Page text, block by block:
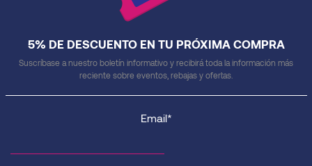
5% DE DESCUENTO EN TU PRÓXIMA COMPRA
Suscríbase a nuestro boletín informativo y recibirá toda la información más
reciente sobre eventos, rebajas y ofertas.
Email*